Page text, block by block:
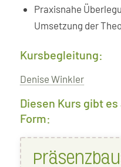
Praxisnahe
Umsetzung der
Kursbegleitung:
Denise Winkler
Diesen Kurs gibt
Form: